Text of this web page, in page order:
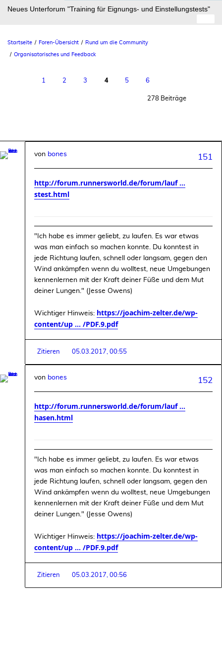
Neues Unterforum "Training für Eignungs- und Einstellungstests"
Startseite Foren-Übersicht Rund um die Community
Organisatorisches und Feedback
1 2 3 4 5 6
278 Beiträge
151
von bones
http://forum.runnersworld.de/forum/lauf ...
stest.html
"Ich habe es immer geliebt, zu laufen. Es war etwas
was man einfach so machen konnte. Du konntest in
jede Richtung laufen, schnell oder langsam, gegen den
Wind ankämpfen wenn du wolltest, neue Umgebungen
kennenlernen mit der Kraft deiner Füße und dem Mut
deiner Lungen." (Jesse Owens)
Wichtiger Hinweis: https://joachim-zelter.de/wp-
content/up ... /PDF.9.pdf
Zitieren 05.03.2017, 00:55
152
von bones
http://forum.runnersworld.de/forum/lauf ...
hasen.html
"Ich habe es immer geliebt, zu laufen. Es war etwas
was man einfach so machen konnte. Du konntest in
jede Richtung laufen, schnell oder langsam, gegen den
Wind ankämpfen wenn du wolltest, neue Umgebungen
kennenlernen mit der Kraft deiner Füße und dem Mut
deiner Lungen." (Jesse Owens)
Wichtiger Hinweis: https://joachim-zelter.de/wp-
content/up ... /PDF.9.pdf
Zitieren 05.03.2017, 00:56